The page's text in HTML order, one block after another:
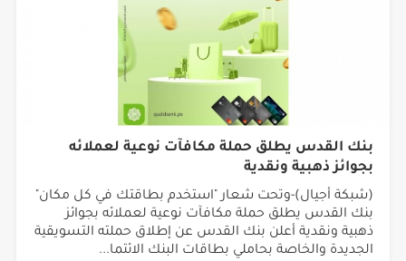
بنك القدس يطلق حملة مكافآت نوعية لعملائه
بجوائز ذهبية ونقدية
(شبكة أجيال)-وتحت شعار "استخدم بطاقتك في كل مكان"
بنك القدس يطلق حملة مكافآت نوعية لعملائه بجوائز
ذهبية ونقدية أعلن بنك القدس عن إطلاق حملته التسويقية
الجديدة والخاصة بحاملي بطاقات البنك الائتما...